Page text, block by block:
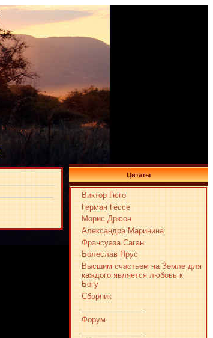
Цитаты
Виктор Гюго
Герман Гессе
Морис Дрюон
Александра Маринина
Франсуаза Саган
Болеслав Прус
Высшим счастьем на Земле для
каждого является любовь к
Богу
Сборник
Форум